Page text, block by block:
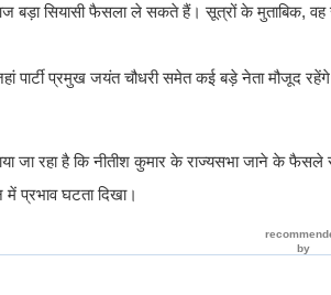
बड़ा सियासी फैसला ले सकते हैं। सूत्रों के मुताबिक, वह
पार्टी प्रमुख जयंत चौधरी समेत कई बड़े नेता मौजूद
जा रहा है कि नीतीश कुमार के राज्यसभा जाने के फैसले
प्रभाव घटता दिखा।